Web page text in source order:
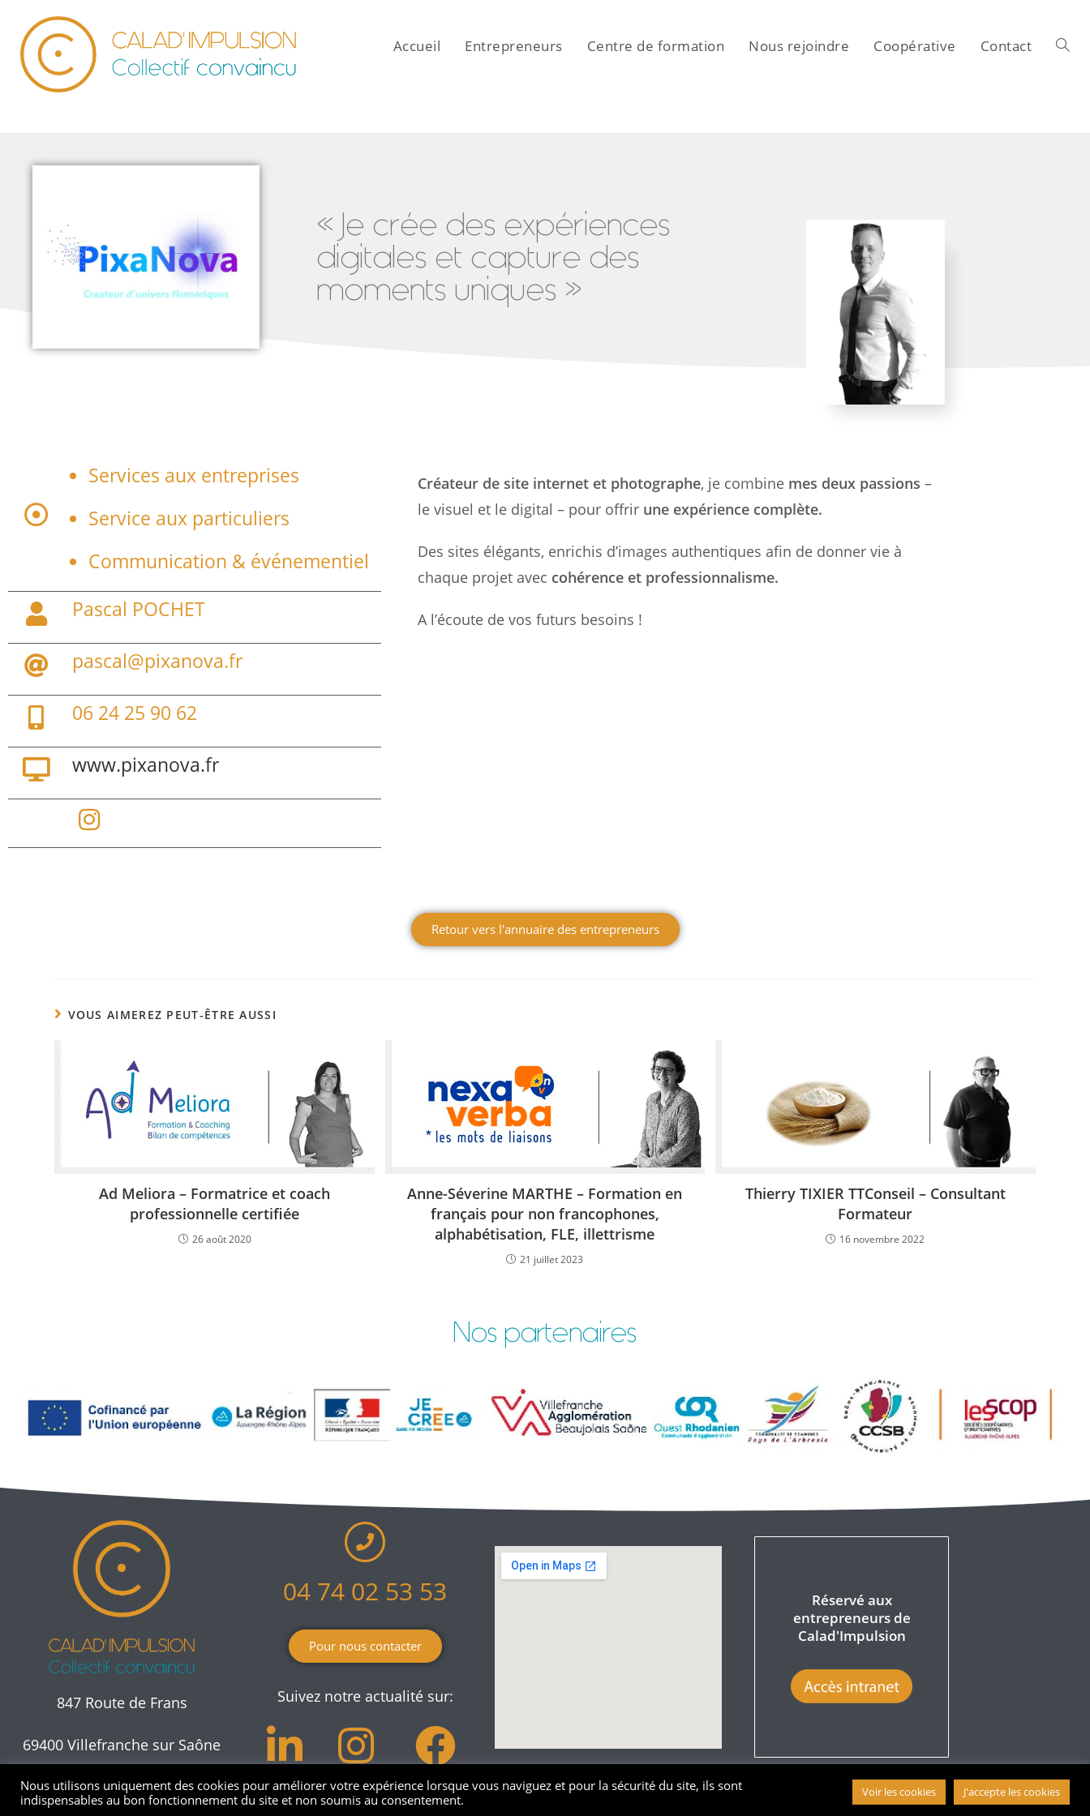
Accueil Entrepreneurs Centre de formation Nous rejoindre Coopérative Contact
« Je crée des expériences
digitales et capture des
moments uniques »
Services aux entreprises
Service aux particuliers
Communication & événementiel
Pascal POCHET
pascal@pixanova.fr
06 24 25 90 62
www.pixanova.fr
Créateur de site internet et photographe, je combine mes deux passions –
le visuel et le digital – pour offrir une expérience complète.
Des sites élégants, enrichis d’images authentiques afin de donner vie à
chaque projet avec cohérence et professionnalisme.
A l’écoute de vos futurs besoins !
Retour vers l'annuaire des entrepreneurs
VOUS AIMEREZ PEUT-ÊTRE AUSSI
Ad Meliora – Formatrice et coach
professionnelle certifiée
26 août 2020
Anne-Séverine MARTHE – Formation en
français pour non francophones,
alphabétisation, FLE, illettrisme
21 juillet 2023
Thierry TIXIER TTConseil – Consultant
Formateur
16 novembre 2022
Nos partenaires
847 Route de Frans
69400 Villefranche sur Saône
04 74 02 53 53
Pour nous contacter
Suivez notre actualité sur:
Réservé aux
entrepreneurs de
Calad'Impulsion
Politique de confidentialité Politique de cookies
Copyright Calad'Impulsion -2019
Nous utilisons uniquement des cookies pour améliorer votre expérience lorsque vous naviguez et pour la sécurité du site, ils sont
indispensables au bon fonctionnement du site et non soumis au consentement.
Voir les cookies J'accepte les cookies